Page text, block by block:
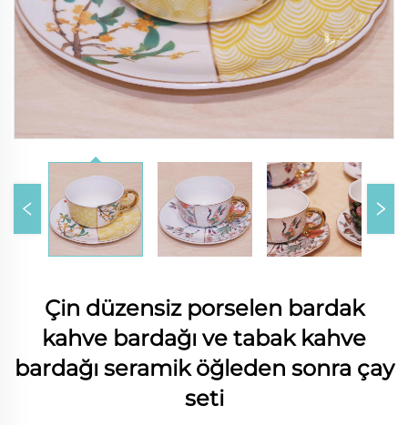
Çin düzensiz porselen bardak
kahve bardağı ve tabak kahve
bardağı seramik öğleden sonra çay
seti